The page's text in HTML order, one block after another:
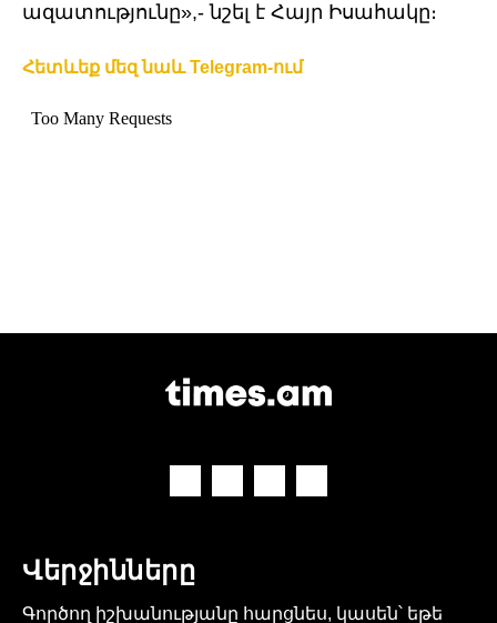
ազատությունը»,- նշել է Հայր Իսահակը։
Հետևեք մեզ նաև Telegram-ում
Վերջինները
Գործող իշխանությանը հարցնես, կասեն՝ եթե